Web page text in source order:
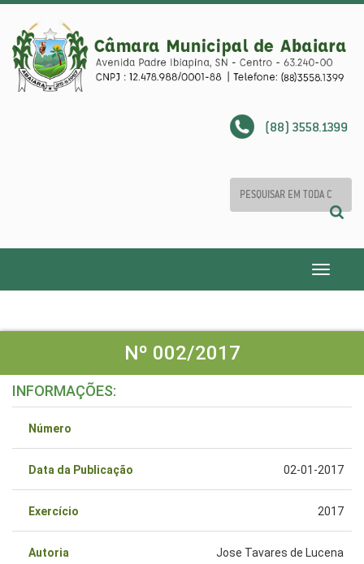
(88) 3558.1399
Toggle
Nº 002/2017
INFORMAÇÕES:
Número
Data da Publicação 02-01-2017
Exercício 2017
Autoria Jose Tavares de Lucena